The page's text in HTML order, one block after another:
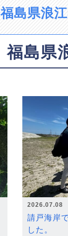
福島県浪
福島県
2026.07.08
請戸海岸
した。